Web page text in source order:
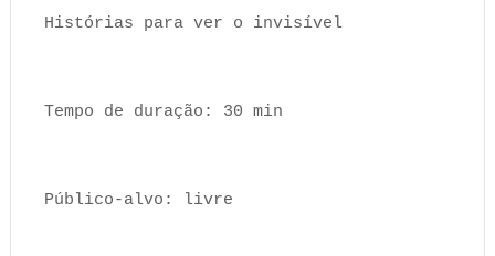
Histórias para ver o invisível
Tempo de duração: 30 min
Público-alvo: livre